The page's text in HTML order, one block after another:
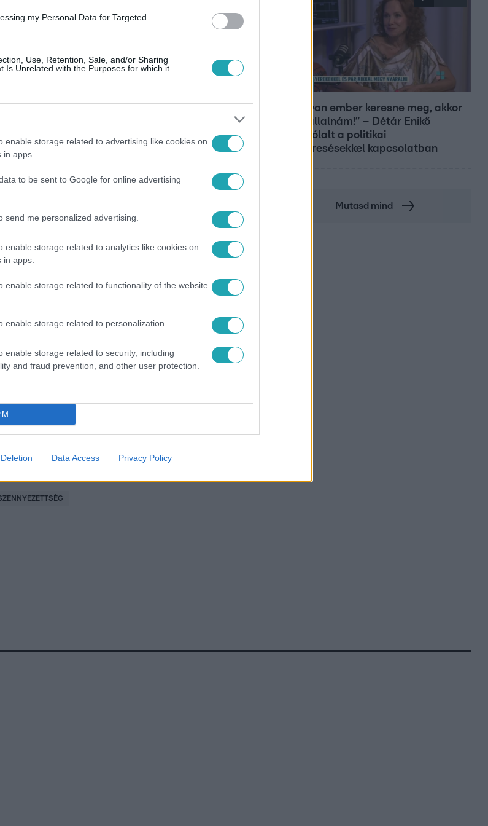
my Personal Data for Targeted
Use, Retention, Sale, and/or Sharing
Is Unrelated with the Purposes for which it
enable storage related to advertising like cookies on
apps.
to be sent to Google for online advertising
send me personalized advertising.
enable storage related to analytics like cookies on
apps.
enable storage related to functionality of the website
enable storage related to personalization.
enable storage related to security, including
and fraud prevention, and other user protection.
Data Access Privacy Policy
találatokban!
„Ha olyan ember keresne meg, akkor
sem vállalnám!” – Détár Enikő
megszólalt a politikai
megkeresésekkel kapcsolatban
Mutasd mind